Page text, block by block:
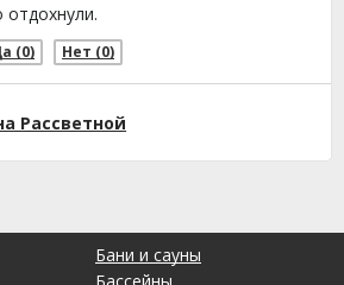
(0) Нет (0)
Рассветной
Бани и сауны
Бассейны